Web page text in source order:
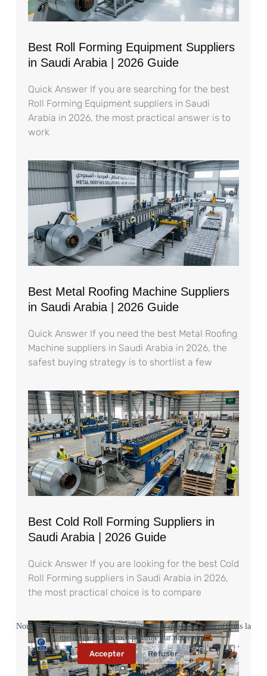
Nous utilisons des cookies pour nous assurer que nous vous offrons la
meilleure expérience possible sur notre site.
Accepter
Refuser
Best Roll Forming Equipment Suppliers
in Saudi Arabia | 2026 Guide
Quick Answer If you are searching for the best
Roll Forming Equipment suppliers in Saudi
Arabia in 2026, the most practical answer is to
work
Best Metal Roofing Machine Suppliers
in Saudi Arabia | 2026 Guide
Quick Answer If you need the best Metal Roofing
Machine suppliers in Saudi Arabia in 2026, the
safest buying strategy is to shortlist a few
Best Cold Roll Forming Suppliers in
Saudi Arabia | 2026 Guide
Quick Answer If you are looking for the best Cold
Roll Forming suppliers in Saudi Arabia in 2026,
the most practical choice is to compare